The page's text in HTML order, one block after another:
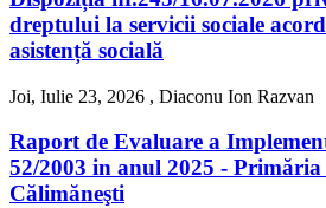
dreptului la servicii sociale
asistență socială
Joi, Iulie 23, 2026 , Diaconu Ion Razvan
Raport de Evaluare a
52/2003 in anul 2025 -
Călimăneşti